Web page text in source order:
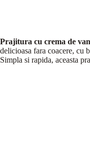
Prajitura cu crema de
delicioasa fara coacere, cu
Simpla si rapida, aceasta